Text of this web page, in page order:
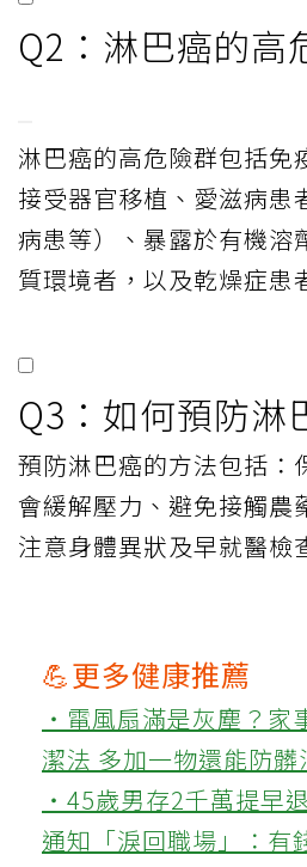
Q2：淋巴癌的高
淋巴癌的高危險群包括免
接受器官移植、愛滋病患
病患等）、暴露於有機溶
質環境者，以及乾燥症患
Q3：如何預防淋
預防淋巴癌的方法包括：
會緩解壓力、避免接觸農
注意身體異狀及早就醫檢
💪更多健康推薦
‧電風扇滿是灰塵？家
潔法 多加一物還能防髒
‧45歲男存2千萬提早
通知「淚回職場」：有